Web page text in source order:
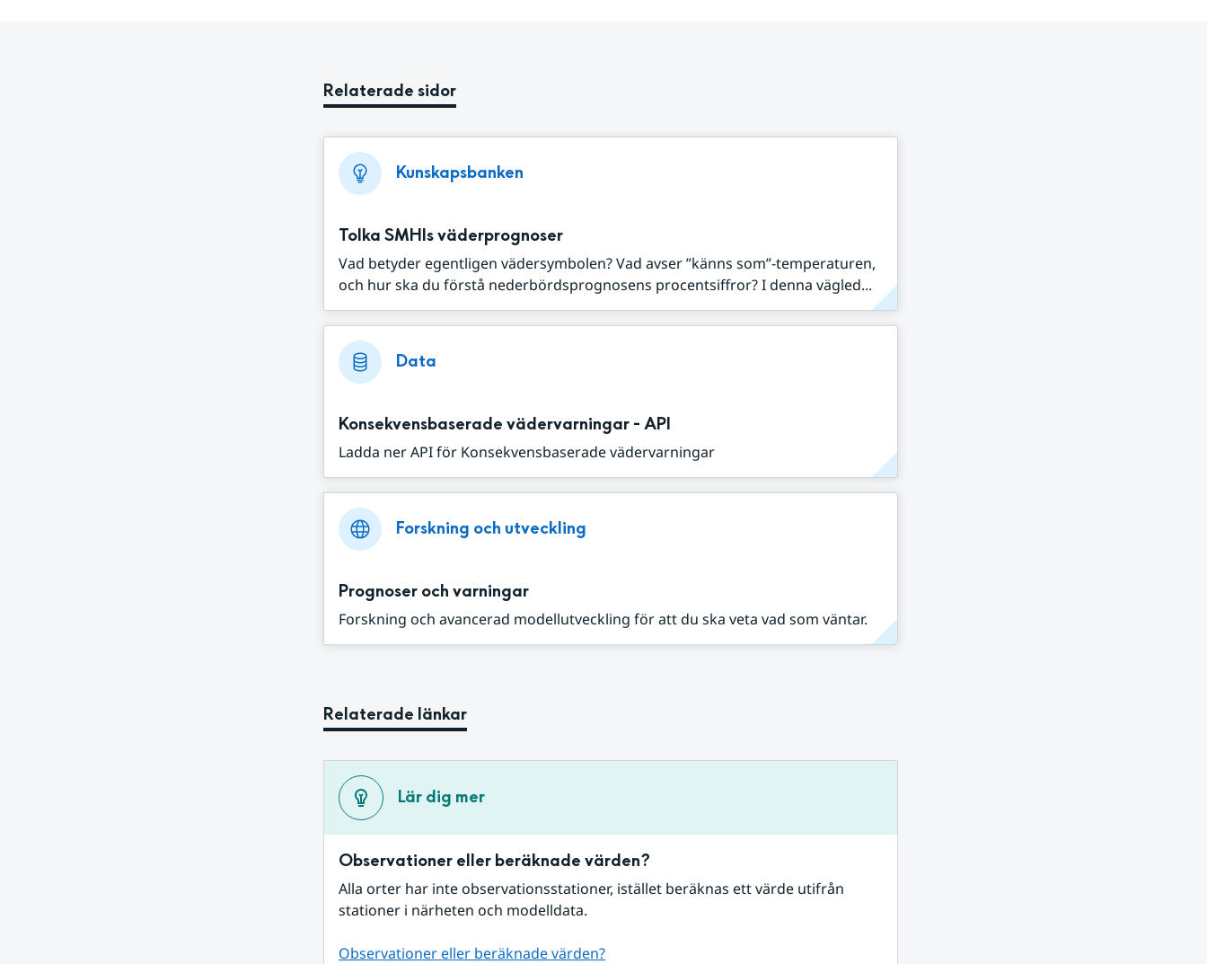
Relaterade sidor
Kunskapsbanken
Tolka SMHIs väderprognoser
Vad betyder egentligen vädersymbolen? Vad avser ”känns som”-temperaturen,
och hur ska du förstå nederbördsprognosens procentsiffror? I denna vägled...
Data
Konsekvensbaserade vädervarningar - API
Ladda ner API för Konsekvensbaserade vädervarningar
Forskning och utveckling
Prognoser och varningar
Forskning och avancerad modellutveckling för att du ska veta vad som väntar.
Relaterade länkar
Lär dig mer
Observationer eller beräknade värden?
Alla orter har inte observationsstationer, istället beräknas ett värde utifrån
stationer i närheten och modelldata.
Observationer eller beräknade värden?